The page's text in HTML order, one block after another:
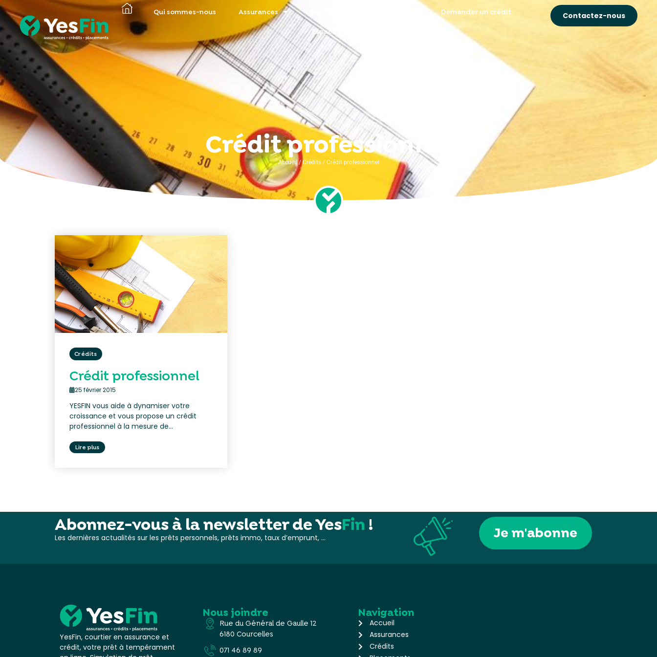
Qui sommes-nous Assurances Demander un crédit
Espace client
Contactez-nous
Crédit professionnel
Accueil/Crédits/ Crédit professionnel
Crédits
Crédit professionnel
25 février 2015
YESFIN vous aide à dynamiser votre
croissance et vous propose un crédit
professionnel à la mesure de...
Lire plus
Abonnez-vous à la newsletter de YesFin !
Les dernières actualités sur les prêts personnels, prêts immo, taux d’emprunt, … Je m'abonne
YesFin, courtier en assurance et
crédit, votre prêt à tempérament
Nous joindre
Rue du Général de Gaulle 12
6180 Courcelles
071 46 89 89
Navigation
Accueil
Assurances
Crédits